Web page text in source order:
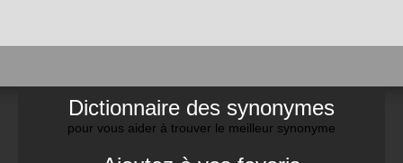
Dictionnaire des synonymes
pour vous aider à trouver le meilleur synonyme